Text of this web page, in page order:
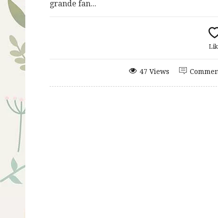
grande fan...
47 Views